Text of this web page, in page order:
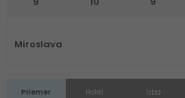
Miroslava
Priemer Hotel Izba